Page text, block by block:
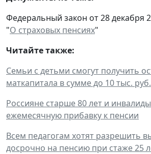
Федеральный закон от 28 декабря
"О страховых пенсиях"
Читайте также:
Семьи с детьми смогут получить
маткапитала в сумме до 10 тыс. руб.
Россияне старше 80 лет и
ежемесячную прибавку к пенсии
Всем педагогам хотят разрешить
досрочно на пенсию при стаже 25